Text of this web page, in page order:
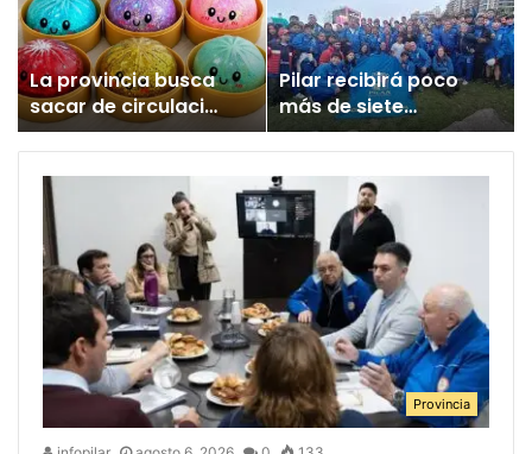
La provincia busca
sacar de circulación
un juguete
«altamente tóxico»
Pilar recibirá poco
más de siete
millones para los
Juegos
Bonaerenses
Provincia